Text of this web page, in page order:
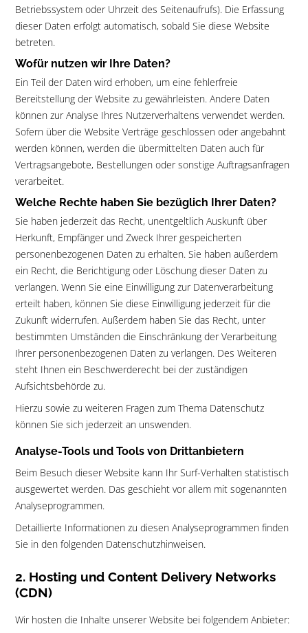
Betriebssystem oder Uhrzeit des Seitenaufrufs). Die Erfassung
dieser Daten erfolgt automatisch, sobald Sie diese Website
betreten.
Wofür nutzen wir Ihre Daten?
Ein Teil der Daten wird erhoben, um eine fehlerfreie
Bereitstellung der Website zu gewährleisten. Andere Daten
können zur Analyse Ihres Nutzerverhaltens verwendet werden.
Sofern über die Website Verträge geschlossen oder angebahnt
werden können, werden die übermittelten Daten auch für
Vertragsangebote, Bestellungen oder sonstige Auftragsanfragen
verarbeitet.
Welche Rechte haben Sie bezüglich Ihrer Daten?
Sie haben jederzeit das Recht, unentgeltlich Auskunft über
Herkunft, Empfänger und Zweck Ihrer gespeicherten
personenbezogenen Daten zu erhalten. Sie haben außerdem
ein Recht, die Berichtigung oder Löschung dieser Daten zu
verlangen. Wenn Sie eine Einwilligung zur Datenverarbeitung
erteilt haben, können Sie diese Einwilligung jederzeit für die
Zukunft widerrufen. Außerdem haben Sie das Recht, unter
bestimmten Umständen die Einschränkung der Verarbeitung
Ihrer personenbezogenen Daten zu verlangen. Des Weiteren
steht Ihnen ein Beschwerderecht bei der zuständigen
Aufsichtsbehörde zu.
Hierzu sowie zu weiteren Fragen zum Thema Datenschutz
können Sie sich jederzeit an unswenden.
Analyse-Tools und Tools von Drittanbietern
Beim Besuch dieser Website kann Ihr Surf-Verhalten statistisch
ausgewertet werden. Das geschieht vor allem mit sogenannten
Analyseprogrammen.
Detaillierte Informationen zu diesen Analyseprogrammen finden
Sie in den folgenden Datenschutzhinweisen.
2. Hosting und Content Delivery Networks
(CDN)
Wir hosten die Inhalte unserer Website bei folgendem Anbieter: